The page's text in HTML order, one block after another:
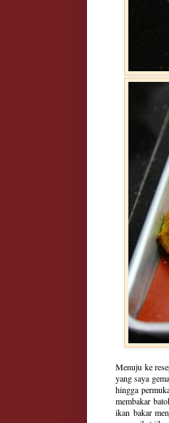
Menuju ke
yang saya
hingga
membakar
ikan bakar